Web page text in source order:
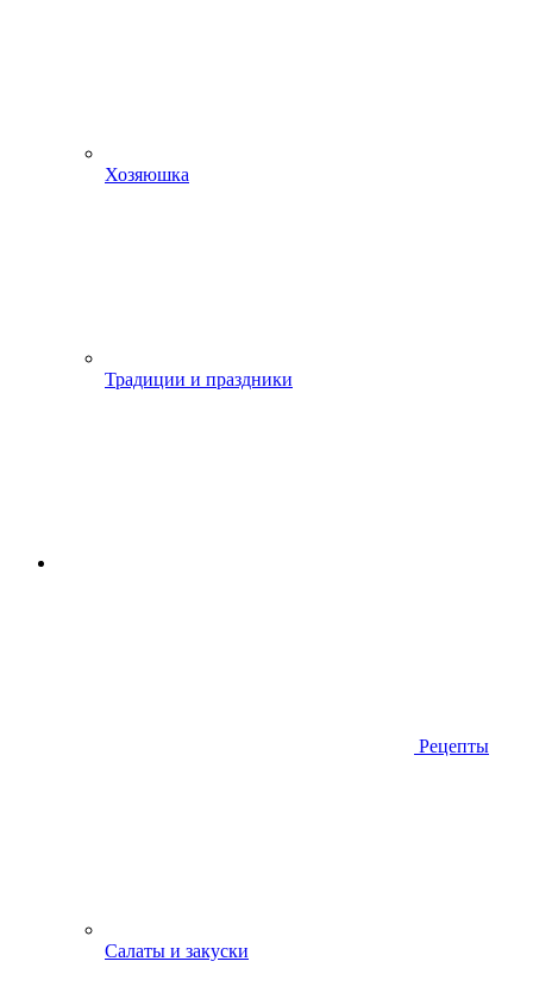
Хозяюшка
Традиции и праздники
Рецепты
Салаты и закуски